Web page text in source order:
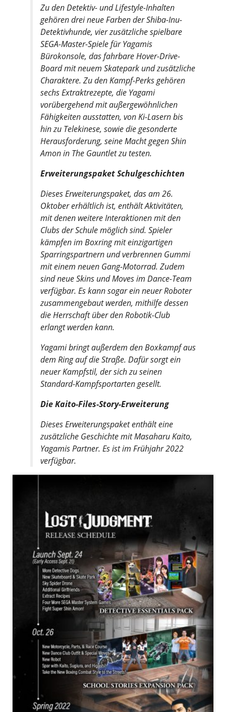
Zu den Detektiv- und Lifestyle-Inhalten
gehören drei neue Farben der Shiba-Inu-
Detektivhunde, vier zusätzliche spielbare
SEGA-Master-Spiele für Yagamis
Bürokonsole, das fahrbare Hover-Drive-
Board mit neuem Skatepark und zusätzliche
Charaktere. Zu den Kampf-Perks gehören
sechs Extraktrezepte, die Yagami
vorübergehend mit außergewöhnlichen
Fähigkeiten ausstatten, von Ki-Lasern bis
hin zu Telekinese, sowie die gesonderte
Herausforderung, seine Macht gegen Shin
Amon in The Gauntletzu testen.
Erweiterungspaket Schulgeschichten
Dieses Erweiterungspaket, das am 26.
Oktober erhältlich ist, enthält Aktivitäten,
mit denen weitere Interaktionen mit den
Clubs der Schule möglich sind. Spieler
kämpfen im Boxring mit einzigartigen
Sparringspartnern und verbrennen Gummi
mit einem neuen Gang-Motorrad. Zudem
sind neue Skins und Moves im Dance-Team
verfügbar. Es kann sogar ein neuer Roboter
zusammengebaut werden, mithilfe dessen
die Herrschaft über den Robotik-Club
erlangt werden kann.
Yagami bringt außerdem den Boxkampf aus
dem Ring auf die Straße. Dafür sorgt ein
neuer Kampfstil, der sich zu seinen
Standard-Kampfsportarten gesellt.
Die Kaito-Files-Story-Erweiterung
Dieses Erweiterungspaket enthält eine
zusätzliche Geschichte mit Masaharu Kaito,
Yagamis Partner. Es ist im Frühjahr 2022
verfügbar.